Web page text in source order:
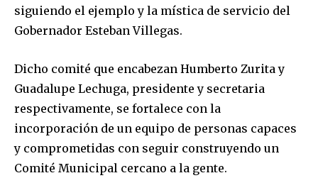
siguiendo el ejemplo y la mística de servicio del
Gobernador Esteban Villegas.
Dicho comité que encabezan Humberto Zurita y
Guadalupe Lechuga, presidente y secretaria
respectivamente, se fortalece con la
incorporación de un equipo de personas capaces
y comprometidas con seguir construyendo un
Comité Municipal cercano a la gente.